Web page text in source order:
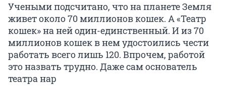
Учеными подсчитано, что на планете Земля
живет около 70 миллионов кошек. А «Театр
кошек» на ней один-единственный. И из 70
миллионов кошек в нем удостоились чести
работать всего лишь 120. Впрочем, работой
это назвать трудно. Даже сам основатель
театра нар